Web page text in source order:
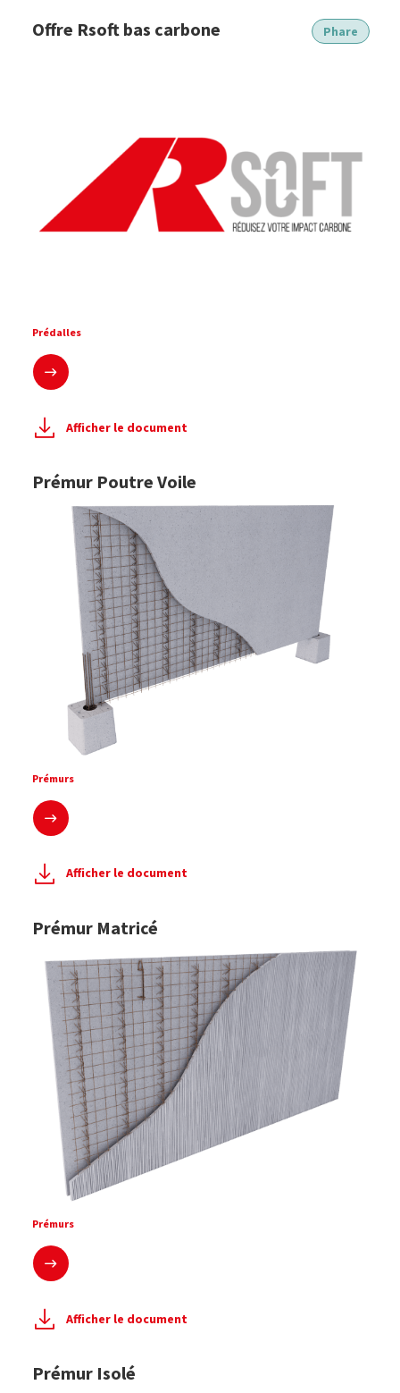
Phare
Offre Rsoft bas carbone
Prédalles
En savoir plus
Afficher le document
Prémur Poutre Voile
Prémurs
En savoir plus
Afficher le document
Prémur Matricé
Prémurs
En savoir plus
Afficher le document
Prémur Isolé